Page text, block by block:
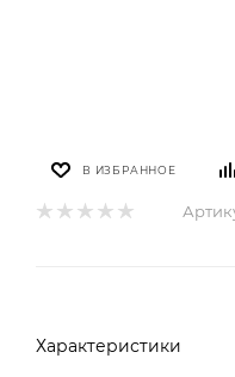
В ИЗБРАННОЕ
Характеристики